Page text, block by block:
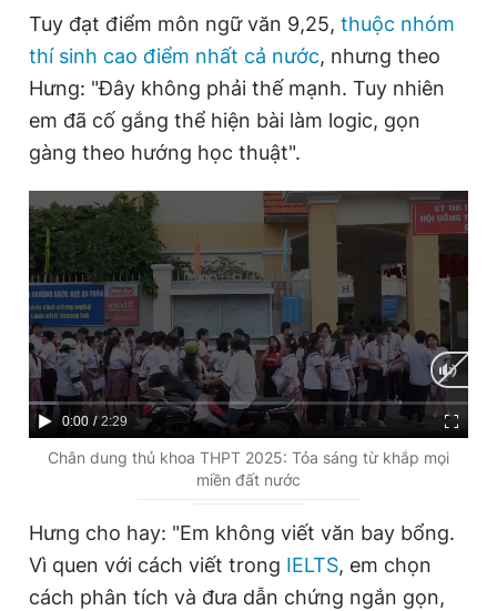
Tuy đạt điểm môn ngữ văn 9,25, thuộc nhóm
thí sinh cao điểm nhất cả nước, nhưng theo
Hưng: "Đây không phải thế mạnh. Tuy nhiên
em đã cố gắng thể hiện bài làm logic, gọn
gàng theo hướng học thuật".
C
u
n
0:00 / D
u
2:29
Chân dung thủ khoa THPT 2025: Tỏa sáng từ khắp mọi
miền đất nước
Hưng cho hay: "Em không viết văn bay bổng.
Vì quen với cách viết trong IELTS, em chọn
cách phân tích và đưa dẫn chứng ngắn gọn,